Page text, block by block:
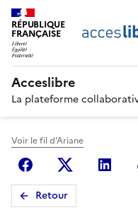
RÉPUBLIQUE
FRANÇAISE
Acceslibre
La plateforme
Voir le fil d'Ariane
FacebookX
Retour